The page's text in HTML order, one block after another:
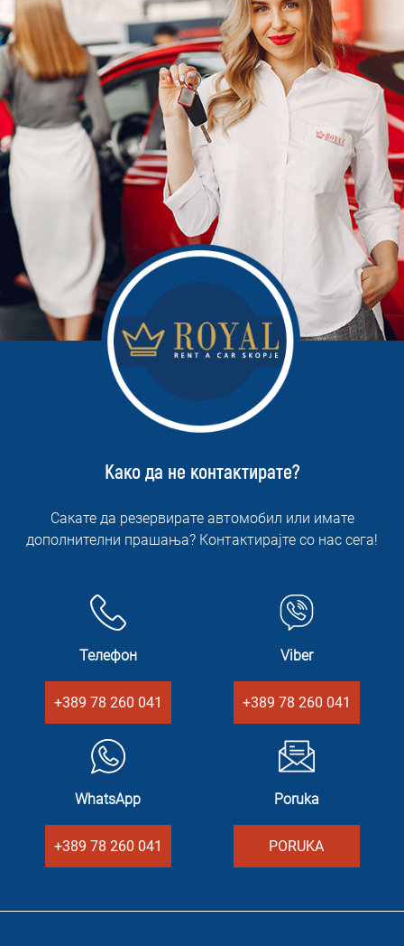
Како да не контактирате?
Сакате да резервирате автомобил или имате
дополнителни прашања? Контактирајте со нас сега!
Телефон
+389 78 260 041
Viber
+389 78 260 041
WhatsApp
+389 78 260 041
Poruka
PORUKA